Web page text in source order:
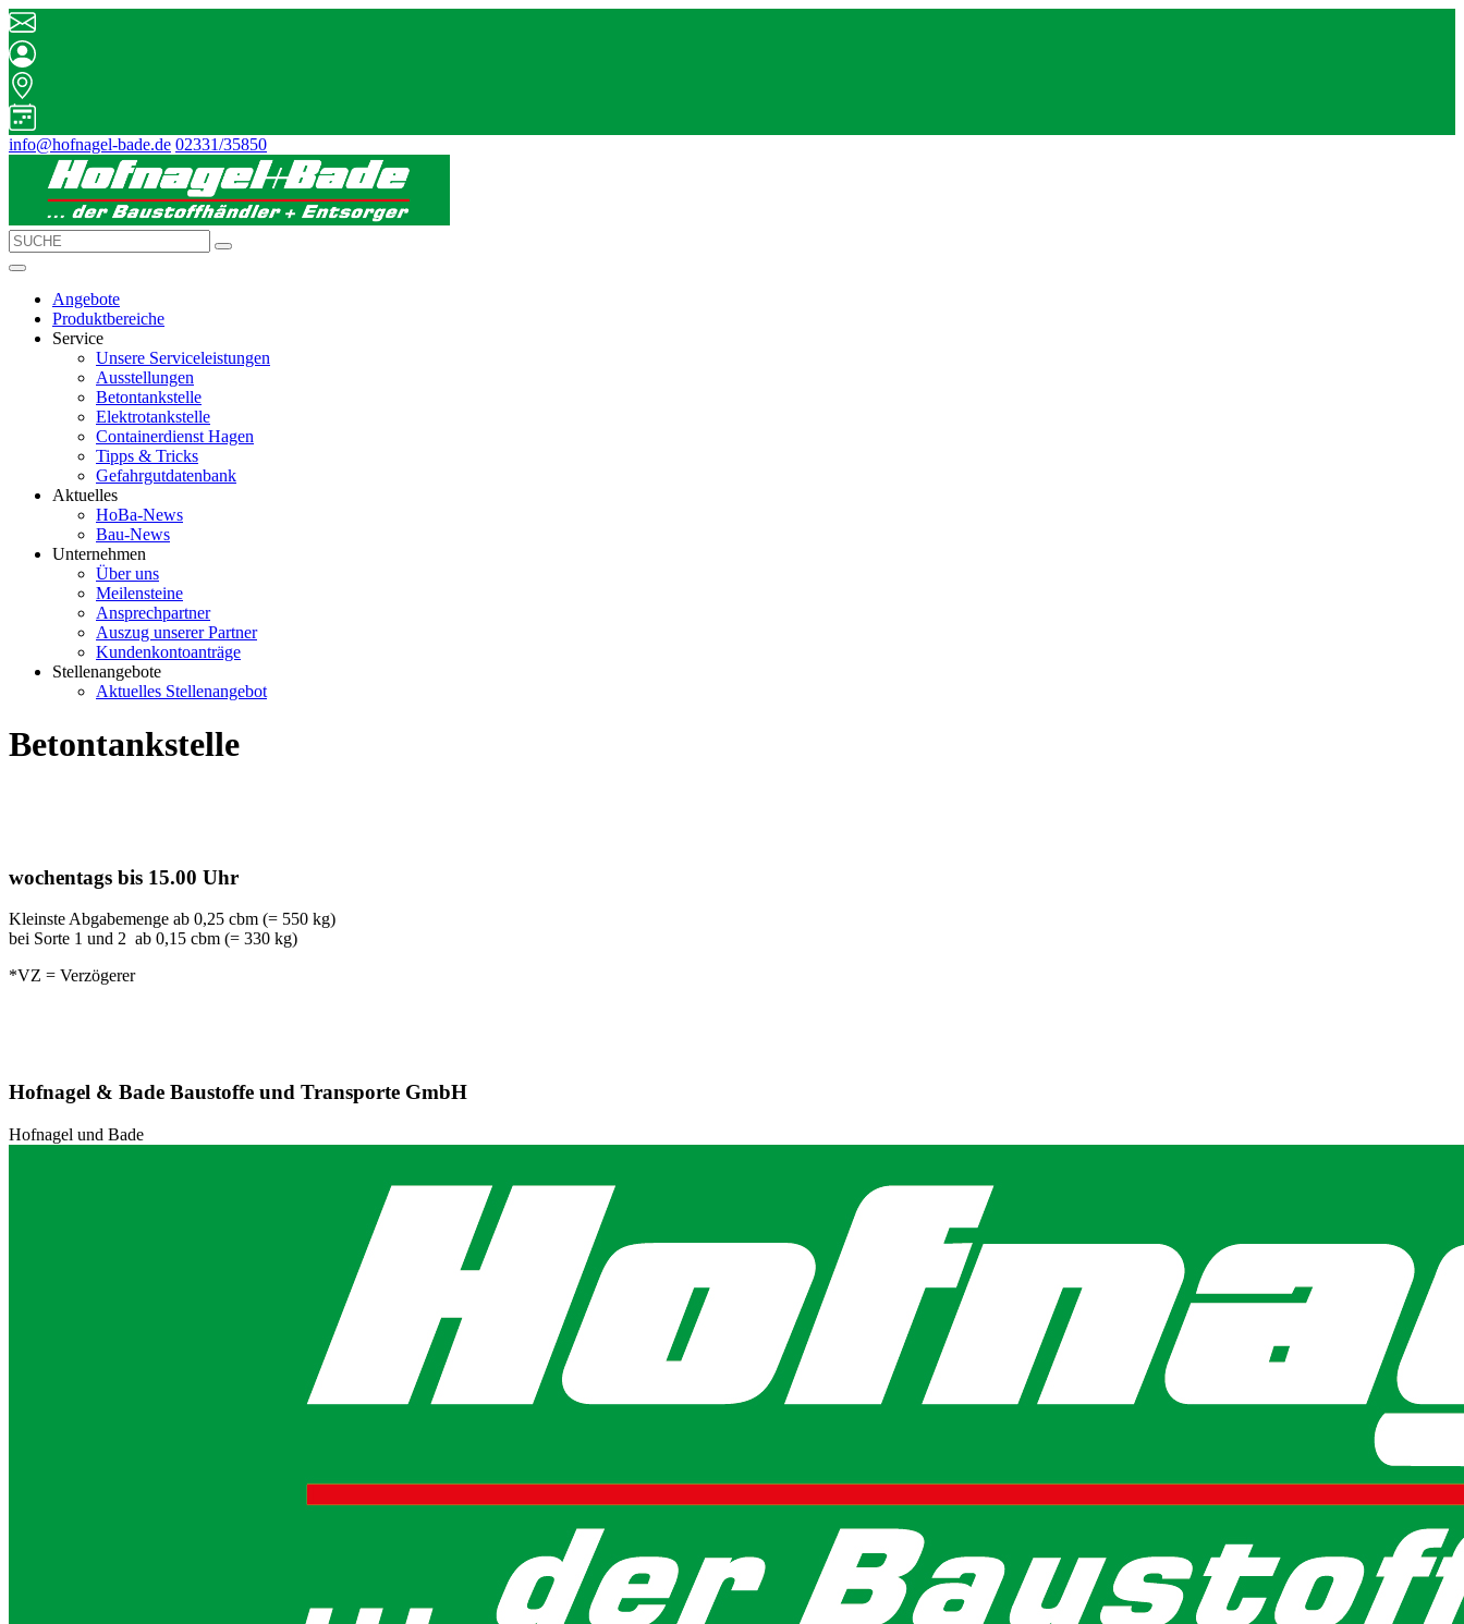
info@hofnagel-bade.de 02331/35850
Angebote
Produktbereiche
Service
Unsere Serviceleistungen
Ausstellungen
Betontankstelle
Elektrotankstelle
Containerdienst Hagen
Tipps & Tricks
Gefahrgutdatenbank
Aktuelles
HoBa-News
Bau-News
Unternehmen
Über uns
Meilensteine
Ansprechpartner
Auszug unserer Partner
Kundenkontoanträge
Stellenangebote
Aktuelles Stellenangebot
Betontankstelle
wochentags bis 15.00 Uhr
Kleinste Abgabemenge ab 0,25 cbm (= 550 kg)
bei Sorte 1 und 2 ab 0,15 cbm (= 330 kg)
*VZ = Verzögerer
Hofnagel & Bade Baustoffe und Transporte GmbH
Hofnagel und Bade